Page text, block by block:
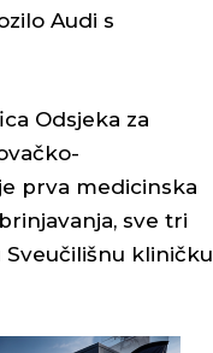
Audi s
Odsjeka za
prva medicinska
sve tri
kliničku